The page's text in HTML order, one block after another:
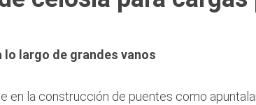
largo de grandes vanos
en la construcción de puentes como